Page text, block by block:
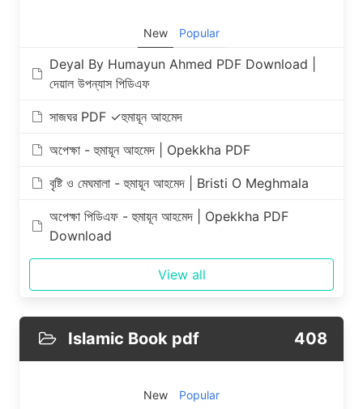
New Popular
Deyal By Humayun Ahmed PDF Download |
দেয়াল উপন্যাস পিডিএফ
সাজঘর PDF ✓হুমায়ূন আহমেদ
অপেক্ষা - হুমায়ূন আহমেদ | Opekkha PDF
বৃষ্টি ও মেঘমালা - হুমায়ূন আহমেদ | Bristi O Meghmala
অপেক্ষা পিডিএফ - হুমায়ূন আহমেদ | Opekkha PDF
Download
View all
Islamic Book pdf 408
New Popular